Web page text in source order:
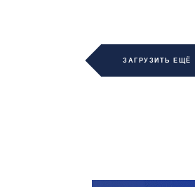
ЗАГРУЗИТЬ ЕЩЁ